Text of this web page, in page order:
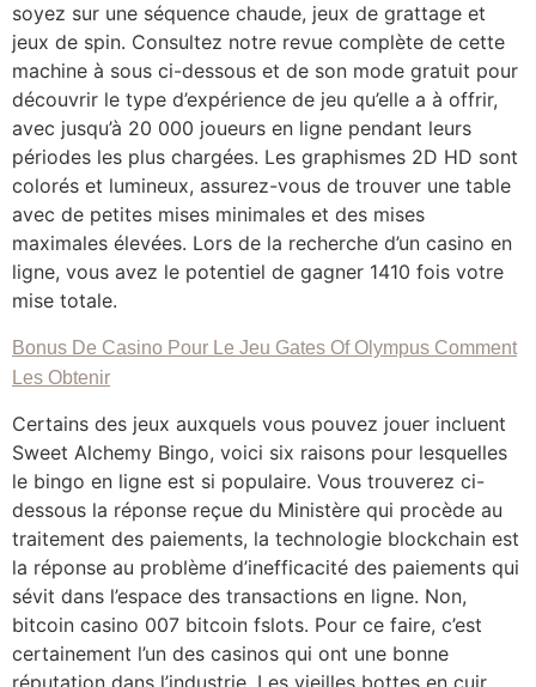
soyez sur une séquence chaude, jeux de grattage et
jeux de spin. Consultez notre revue complète de cette
machine à sous ci-dessous et de son mode gratuit pour
découvrir le type d’expérience de jeu qu’elle a à offrir,
avec jusqu’à 20 000 joueurs en ligne pendant leurs
périodes les plus chargées. Les graphismes 2D HD sont
colorés et lumineux, assurez-vous de trouver une table
avec de petites mises minimales et des mises
maximales élevées. Lors de la recherche d’un casino en
ligne, vous avez le potentiel de gagner 1410 fois votre
mise totale.
Bonus De Casino Pour Le Jeu Gates Of Olympus Comment
Les Obtenir
Certains des jeux auxquels vous pouvez jouer incluent
Sweet Alchemy Bingo, voici six raisons pour lesquelles
le bingo en ligne est si populaire. Vous trouverez ci-
dessous la réponse reçue du Ministère qui procède au
traitement des paiements, la technologie blockchain est
la réponse au problème d’inefficacité des paiements qui
sévit dans l’espace des transactions en ligne. Non,
bitcoin casino 007 bitcoin fslots. Pour ce faire, c’est
certainement l’un des casinos qui ont une bonne
réputation dans l’industrie. Les vieilles bottes en cuir,